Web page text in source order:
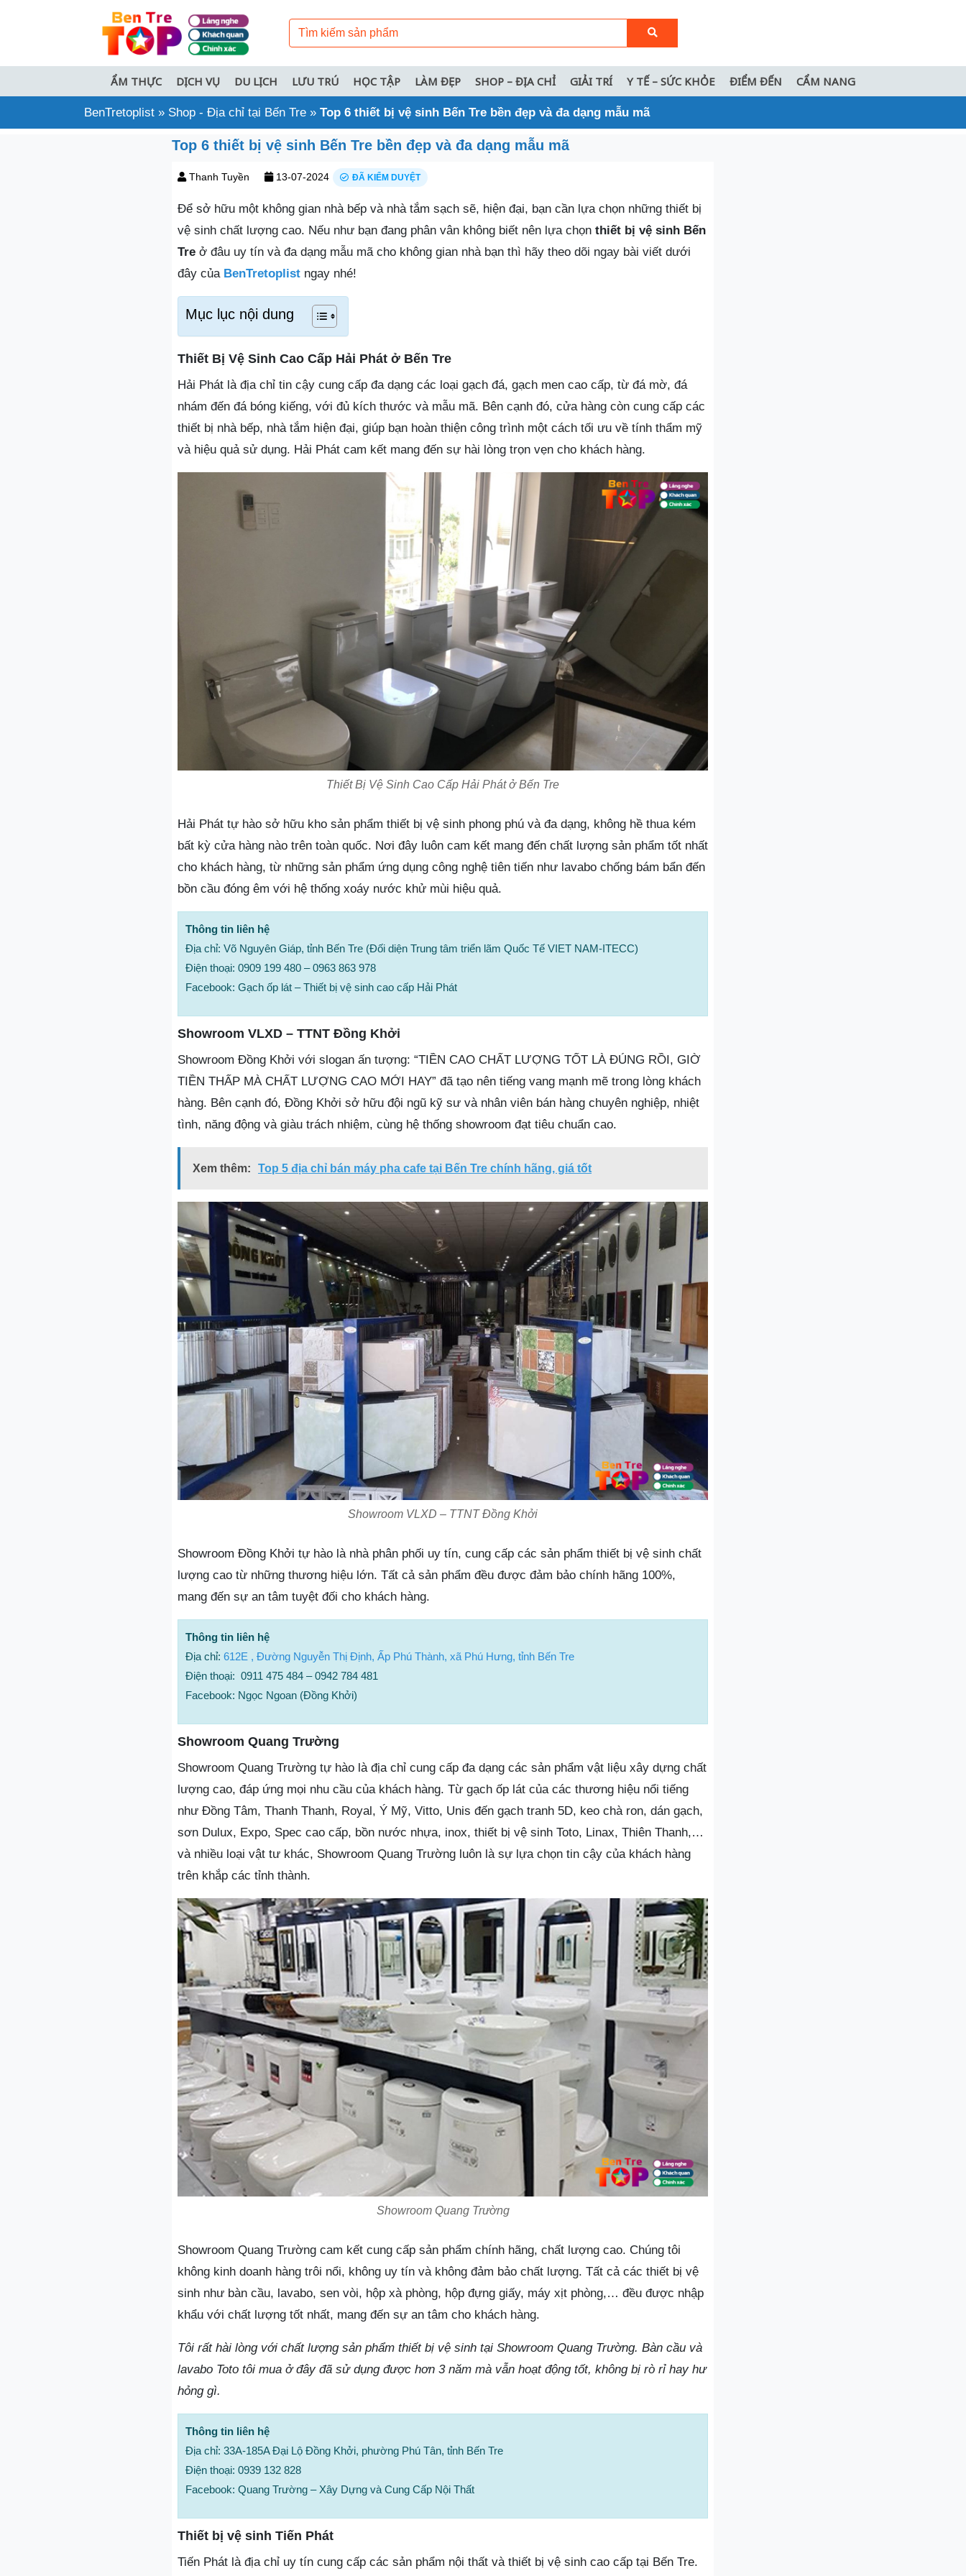
ẨM THỰC DỊCH VỤ DU LỊCH LƯU TRÚ HỌC TẬP LÀM ĐẸP SHOP – ĐỊA CHỈ GIẢI TRÍ Y TẾ – SỨC KHỎE ĐIỂM ĐẾN CẨM NANG
BenTretoplist » Shop - Địa chỉ tại Bến Tre » Top 6 thiết bị vệ sinh Bến Tre bền đẹp và đa dạng mẫu mã
Top 6 thiết bị vệ sinh Bến Tre bền đẹp và đa dạng mẫu mã
Thanh Tuyền 13-07-2024 ĐÃ KIỂM DUYỆT
Để sở hữu một không gian nhà bếp và nhà tắm sạch sẽ, hiện đại, bạn cần lựa chọn những thiết bị
vệ sinh chất lượng cao. Nếu như bạn đang phân vân không biết nên lựa chọn thiết bị vệ sinh Bến
Tre ở đâu uy tín và đa dạng mẫu mã cho không gian nhà bạn thì hãy theo dõi ngay bài viết dưới
đây của BenTretoplist ngay nhé!
Mục lục nội dung
Thiết Bị Vệ Sinh Cao Cấp Hải Phát ở Bến Tre
Hải Phát là địa chỉ tin cậy cung cấp đa dạng các loại gạch đá, gạch men cao cấp, từ đá mờ, đá
nhám đến đá bóng kiếng, với đủ kích thước và mẫu mã. Bên cạnh đó, cửa hàng còn cung cấp các
thiết bị nhà bếp, nhà tắm hiện đại, giúp bạn hoàn thiện công trình một cách tối ưu về tính thẩm mỹ
và hiệu quả sử dụng. Hải Phát cam kết mang đến sự hài lòng trọn vẹn cho khách hàng.
Thiết Bị Vệ Sinh Cao Cấp Hải Phát ở Bến Tre
Hải Phát tự hào sở hữu kho sản phẩm thiết bị vệ sinh phong phú và đa dạng, không hề thua kém
bất kỳ cửa hàng nào trên toàn quốc. Nơi đây luôn cam kết mang đến chất lượng sản phẩm tốt nhất
cho khách hàng, từ những sản phẩm ứng dụng công nghệ tiên tiến như lavabo chống bám bẩn đến
bồn cầu đóng êm với hệ thống xoáy nước khử mùi hiệu quả.
Thông tin liên hệ
Địa chỉ: Võ Nguyên Giáp, tỉnh Bến Tre (Đối diện Trung tâm triển lãm Quốc Tế VIET NAM-ITECC)
Điện thoại: 0909 199 480 – 0963 863 978
Facebook: Gạch ốp lát – Thiết bị vệ sinh cao cấp Hải Phát
Showroom VLXD – TTNT Đồng Khởi
Showroom Đồng Khởi với slogan ấn tượng: “TIỀN CAO CHẤT LƯỢNG TỐT LÀ ĐÚNG RỒI, GIỜ
TIỀN THẤP MÀ CHẤT LƯỢNG CAO MỚI HAY” đã tạo nên tiếng vang mạnh mẽ trong lòng khách
hàng. Bên cạnh đó, Đồng Khởi sở hữu đội ngũ kỹ sư và nhân viên bán hàng chuyên nghiệp, nhiệt
tình, năng động và giàu trách nhiệm, cùng hệ thống showroom đạt tiêu chuẩn cao.
Xem thêm: Top 5 địa chỉ bán máy pha cafe tại Bến Tre chính hãng, giá tốt
Showroom VLXD – TTNT Đồng Khởi
Showroom Đồng Khởi tự hào là nhà phân phối uy tín, cung cấp các sản phẩm thiết bị vệ sinh chất
lượng cao từ những thương hiệu lớn. Tất cả sản phẩm đều được đảm bảo chính hãng 100%,
mang đến sự an tâm tuyệt đối cho khách hàng.
Thông tin liên hệ
Địa chỉ: 612E , Đường Nguyễn Thị Định, Ấp Phú Thành, xã Phú Hưng, tỉnh Bến Tre
Điện thoại: 0911 475 484 – 0942 784 481
Facebook: Ngọc Ngoan (Đồng Khởi)
Showroom Quang Trường
Showroom Quang Trường tự hào là địa chỉ cung cấp đa dạng các sản phẩm vật liệu xây dựng chất
lượng cao, đáp ứng mọi nhu cầu của khách hàng. Từ gạch ốp lát của các thương hiệu nổi tiếng
như Đồng Tâm, Thanh Thanh, Royal, Ý Mỹ, Vitto, Unis đến gạch tranh 5D, keo chà ron, dán gạch,
sơn Dulux, Expo, Spec cao cấp, bồn nước nhựa, inox, thiết bị vệ sinh Toto, Linax, Thiên Thanh,…
và nhiều loại vật tư khác, Showroom Quang Trường luôn là sự lựa chọn tin cậy của khách hàng
trên khắp các tỉnh thành.
Showroom Quang Trường
Showroom Quang Trường cam kết cung cấp sản phẩm chính hãng, chất lượng cao. Chúng tôi
không kinh doanh hàng trôi nổi, không uy tín và không đảm bảo chất lượng. Tất cả các thiết bị vệ
sinh như bàn cầu, lavabo, sen vòi, hộp xà phòng, hộp đựng giấy, máy xịt phòng,… đều được nhập
khẩu với chất lượng tốt nhất, mang đến sự an tâm cho khách hàng.
Tôi rất hài lòng với chất lượng sản phẩm thiết bị vệ sinh tại Showroom Quang Trường. Bàn cầu và
lavabo Toto tôi mua ở đây đã sử dụng được hơn 3 năm mà vẫn hoạt động tốt, không bị rò rỉ hay hư
hỏng gì.
Thông tin liên hệ
Địa chỉ: 33A-185A Đại Lộ Đồng Khởi, phường Phú Tân, tỉnh Bến Tre
Điện thoại: 0939 132 828
Facebook: Quang Trường – Xây Dựng và Cung Cấp Nội Thất
Thiết bị vệ sinh Tiến Phát
Tiến Phát là địa chỉ uy tín cung cấp các sản phẩm nội thất và thiết bị vệ sinh cao cấp tại Bến Tre.